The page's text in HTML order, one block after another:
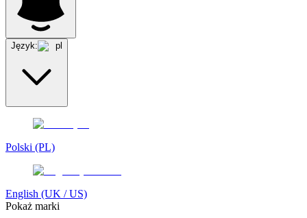
Język: pl
Polski (PL)
English (UK / US)
Pokaż marki